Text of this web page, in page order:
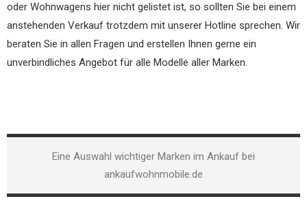
oder Wohnwagens hier nicht gelistet ist, so sollten Sie bei einem
anstehenden Verkauf trotzdem mit unserer Hotline sprechen. Wir
beraten Sie in allen Fragen und erstellen Ihnen gerne ein
unverbindliches Angebot für alle Modelle aller Marken.
Eine Auswahl wichtiger Marken im Ankauf bei
ankaufwohnmobile.de